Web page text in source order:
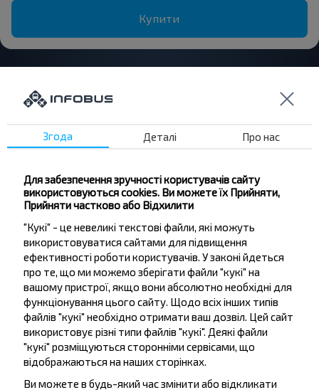
Купити
Бажаєте
подорожувати
дешевше?
Не пропусти акції, знижки та спеціальні
пропозиції, INFOBUS. Підпишись на розсилку та
подорожуй з нами дешевше!
Підписатися
Згода Деталі Про нас
Для забезпечення зручності користувачів сайту
використовуються cookies. Ви можете їх Прийняти,
Прийняти частково або Відхилити
"Кукі" - це невеликі текстові файли, які можуть
використовуватися сайтами для підвищення
ефективності роботи користувачів. У законі йдеться
про те, що ми можемо зберігати файли "кукі" на
вашому пристрої, якщо вони абсолютно необхідні для
функціонування цього сайту. Щодо всіх інших типів
файлів "кукі" необхідно отримати ваш дозвіл. Цей сайт
використовує різні типи файлів "кукі". Деякі файли
"кукі" розміщуються сторонніми сервісами, що
відображаються на наших сторінках.
Ви можете в будь-який час змінити або відкликати